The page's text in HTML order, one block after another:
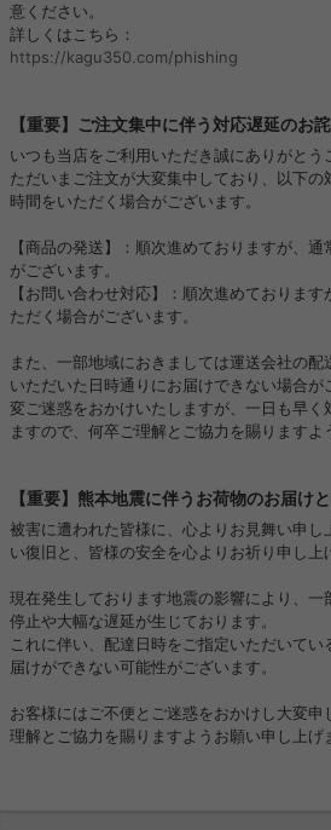
意ください。
詳しくはこちら：
https://kagu350.com/phishing
【重要】ご注文集中に伴う対応遅延のお
いつも当店をご利用いただき誠にありがとう
ただいまご注文が大変集中しており、以下
時間をいただく場合がございます。
【商品の発送】：順次進めておりますが、
がございます。
【お問い合わせ対応】：順次進めておりま
ただく場合がございます。
また、一部地域におきましては運送会社の
いただいた日時通りにお届けできない場合
変ご迷惑をおかけいたしますが、一日も早く
ますので、何卒ご理解とご協力を賜りますよ
【重要】熊本地震に伴うお荷物のお届け
被害に遭われた皆様に、心よりお見舞い申
い復旧と、皆様の安全を心よりお祈り申し上
現在発生しております地震の影響により、一
停止や大幅な遅延が生じております。
これに伴い、配達日時をご指定いただいて
届けができない可能性がございます。
お客様にはご不便とご迷惑をおかけし大変
理解とご協力を賜りますようお願い申し上げ